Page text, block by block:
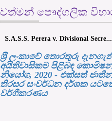
වත්මන් පෞද්ගලික
S.A.S.S. Perera v. Divisional Secre...
ශ‍්‍රී ලංකාවේ තොරතුරු
අයිතිවාසිකම පිළිබඳ
නියෝග, 2020 - එක්සත්
තිරසර සංවර්ධන දර්ශක
වර්ගීකරණය